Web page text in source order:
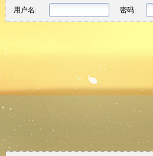
用户名: 密码: